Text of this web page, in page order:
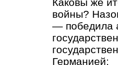
войны?
— победила
Германией;